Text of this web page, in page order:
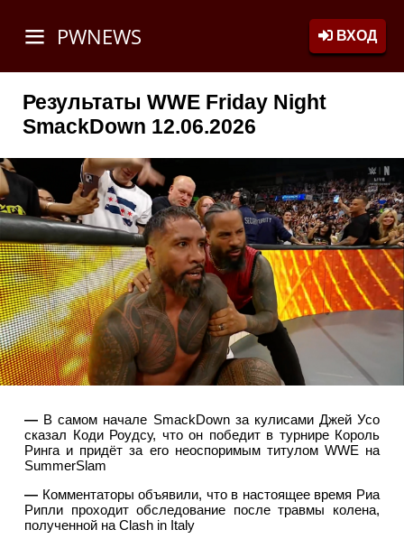
PWNEWS ВХОД
Результаты WWE Friday Night
SmackDown 12.06.2026
— В самом начале SmackDown за кулисами Джей Усо
сказал Коди Роудсу, что он победит в турнире Король
Ринга и придёт за его неоспоримым титулом WWE на
SummerSlam
— Комментаторы объявили, что в настоящее время Риа
Рипли проходит обследование после травмы колена,
полученной на Clash in Italy